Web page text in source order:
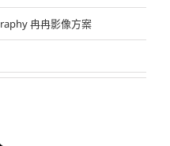
冉冉影像方案